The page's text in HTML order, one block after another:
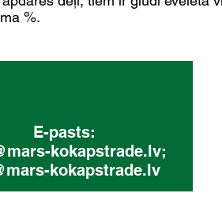
%.
E-pasts:
kokapstrade.lv;
kokapstrade.lv